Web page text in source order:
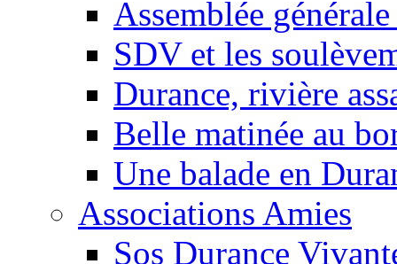
Assemblée
SDV et les
Durance, rivière
Belle matinée au
Une balade en
Associations Amies
Sos Durance